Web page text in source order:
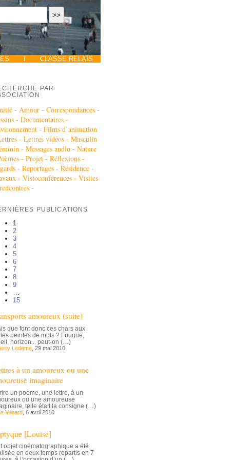
I CLASSE RELAIS
PAR
- Amour - Correspondances -
- Documentaires -
- Films d’animation
- Lettres vidéos - Masculin
- Messages audio - Nature
- Projet - Réflexions -
- Reportages - Résidence -
- Visioconférences - Visites
-
PUBLICATIONS
1
2
3
4
5
6
7
8
9
…
15
amoureux (suite)
que font donc ces chars aux
peintes de mots ? Fougue,
horizon... peut-on (…)
Ledeme, 29 mai 2010
à un amoureux ou une
imaginaire
un poème, une lettre, à un
ou une amoureuse
telle était la consigne (…)
Veirard, 6 avril 2010
[Louise]
objet cinématographique a été
en deux temps répartis en 7